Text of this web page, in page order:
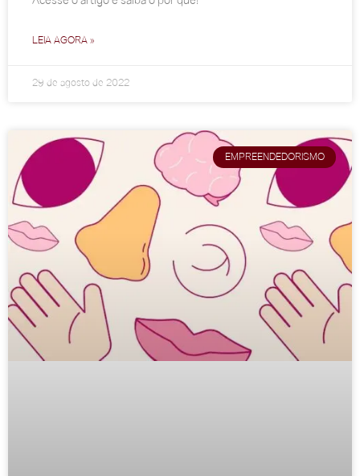
LEIA AGORA »
29 de agosto de 2022
EMPREENDEDORISMO